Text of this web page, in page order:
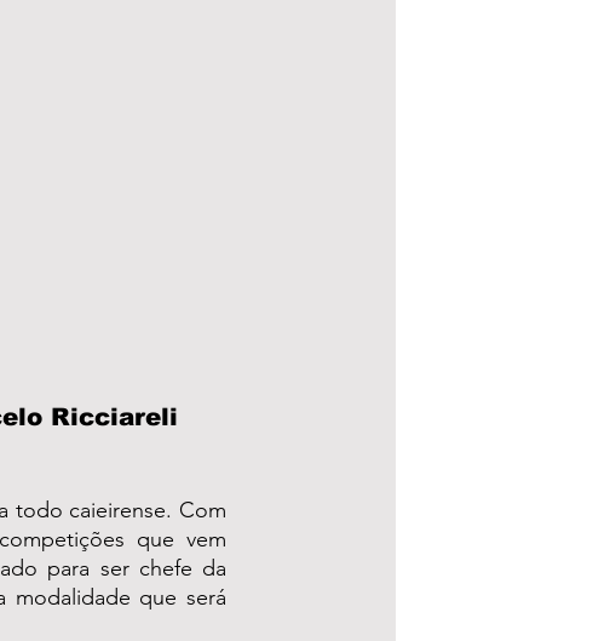
Ricciareli
todo caieirense. Com
que vem
para ser chefe da
modalidade que será